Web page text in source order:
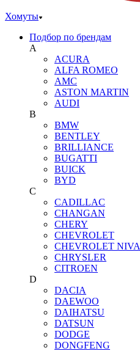
Хомуты
Подбор по брендам
A
ACURA
ALFA ROMEO
AMC
ASTON MARTIN
AUDI
B
BMW
BENTLEY
BRILLIANCE
BUGATTI
BUICK
BYD
C
CADILLAC
CHANGAN
CHERY
CHEVROLET
CHEVROLET NIVA
CHRYSLER
CITROEN
D
DACIA
DAEWOO
DAIHATSU
DATSUN
DODGE
DONGFENG